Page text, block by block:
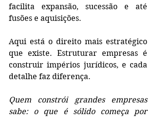
facilita expansão, sucessão e até
fusões e aquisições.
Aqui está o direito mais estratégico
que existe. Estruturar empresas é
construir impérios jurídicos, e cada
detalhe faz diferença.
Quem constrói grandes empresas
sabe: o que é sólido começa por